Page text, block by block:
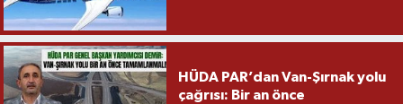
HÜDA PAR’dan Van-Şırnak yolu
çağrısı: Bir an önce